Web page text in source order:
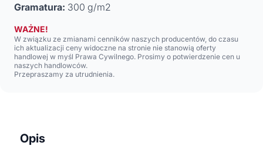
Gramatura: 300 g/m2
WAŻNE!
W związku ze zmianami cenników naszych producentów, do czasu
ich aktualizacji ceny widoczne na stronie nie stanowią oferty
handlowej w myśl Prawa Cywilnego. Prosimy o potwierdzenie cen u
naszych handlowców.
Przepraszamy za utrudnienia.
Opis